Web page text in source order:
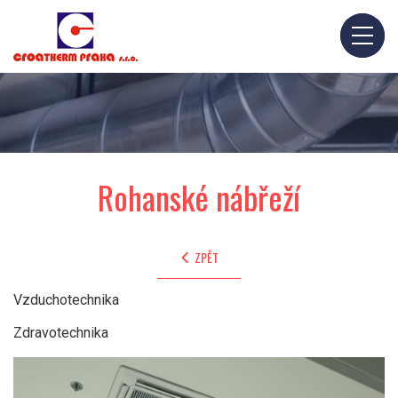
Rohanské nábřeží
ZPĚT
Vzduchotechnika
Zdravotechnika